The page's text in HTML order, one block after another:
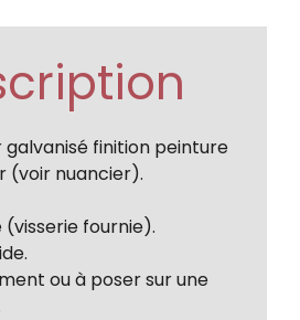
galvanisé finition peinture
(voir nuancier).
fournie).
ou à poser sur une